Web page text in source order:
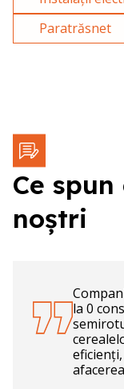
Paratrăsnet
Ce
noștri
la 0